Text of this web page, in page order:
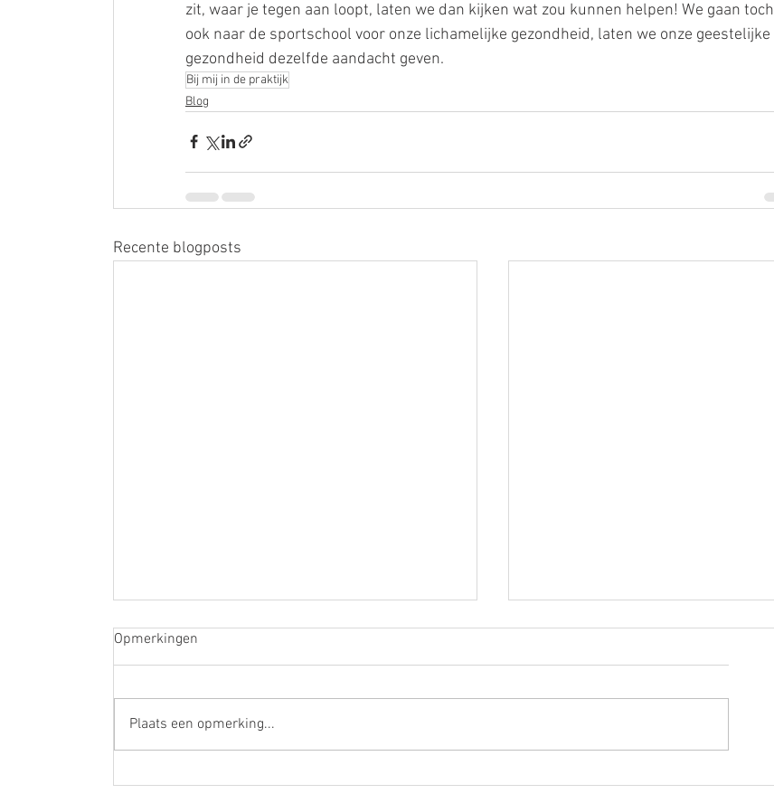
zit, waar je tegen aan loopt, laten we dan kijken wat zou kunnen helpen! We gaan toch
ook naar de sportschool voor onze lichamelijke gezondheid, laten we onze geestelijke
gezondheid dezelfde aandacht geven.
Bij mij in de praktijk
Blog
Recente blogposts
Opmerkingen
Plaats een opmerking...